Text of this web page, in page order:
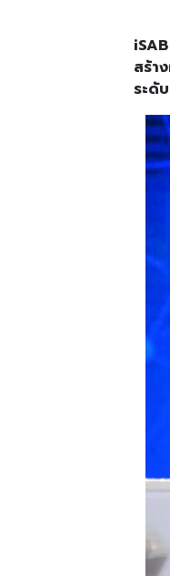
สร้า
ระดั